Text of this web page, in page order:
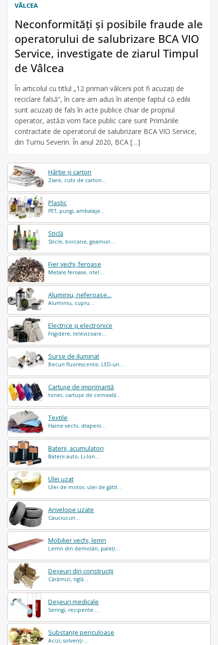
Hârtie și carton
Ziare, cutii de carton...
Plastic
PET, pungi, ambalaje...
Sticlă
Sticle, borcane, geamuri...
Fier vechi, feroase
Metale feroase, otel...
Aluminiu, neferoase...
Aluminiu, cupru...
Electrice și electronice
Frigidere, televizoare...
Surse de iluminat
Becuri fluorescente, LED-uri...
Cartușe de imprimantă
toner, cartușe de cerneală...
Textile
Haine vechi, draperii...
Baterii, acumulatori
Baterii auto, Li-Ion...
Ulei uzat
Ulei de motor, ulei de gătit...
Anvelope uzate
Cauciucuri...
Mobilier vechi, lemn
Lemn din demolări, paleți...
Deșeuri din construcții
Cărămizi, tiglă...
Deșeuri medicale
Seringi, recipente ...
Substanțe periculoase
Acizi, solvenți ...
VÂLCEA
Neconformități și posibile fraude ale
operatorului de salubrizare BCA VIO
Service, investigate de ziarul Timpul
de Vâlcea
În articolul cu titlul „12 primari vâlceni pot fi acuzați de
reciclare falsă”, în care am adus în atenție faptul că edilii
sunt acuzați de fals în acte publice chiar de propriul
operator, astăzi vom face public care sunt Primăriile
contractate de operatorul de salubrizare BCA VIO Service,
din Turnu Severin. În anul 2020, BCA […]